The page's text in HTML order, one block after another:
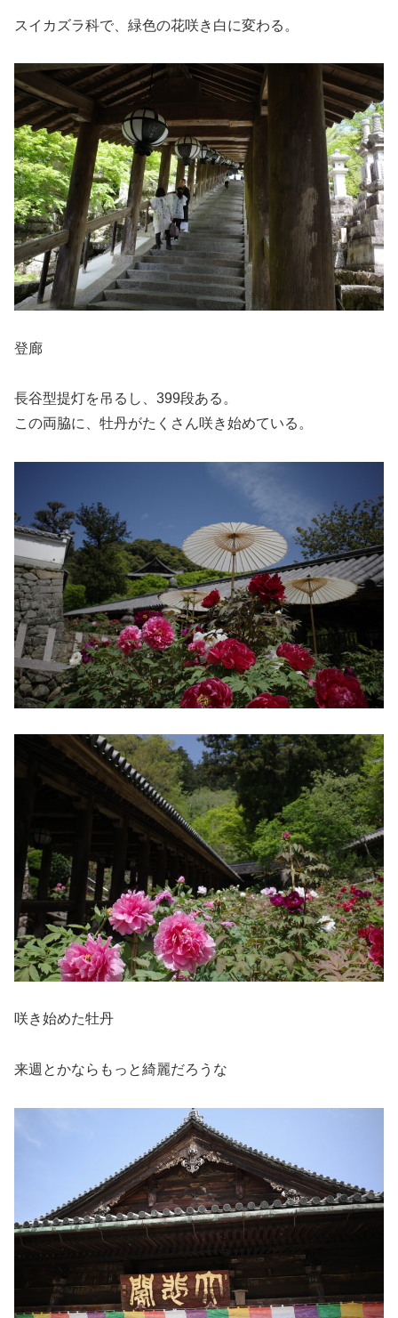
スイカズラ科で、緑色の花咲き白に変わる。
登廊
長谷型提灯を吊るし、399段ある。
この両脇に、牡丹がたくさん咲き始めている。
咲き始めた牡丹
来週とかならもっと綺麗だろうな